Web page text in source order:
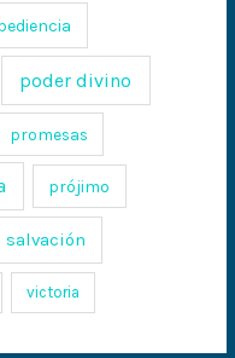
poder divino
promesas
prójimo
salvación
victoria